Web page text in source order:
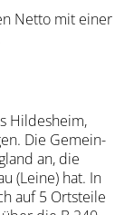
Net­to mit einer
Hil­des­heim,
Die Gemein­
an, die
(Lei­ne) hat. In
auf 5 Orts­tei­le